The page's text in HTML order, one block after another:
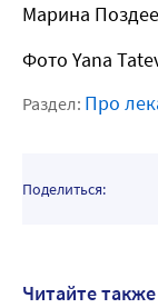
Марина
Фото Yana
Раздел: Про
Поделиться:
Читайте также